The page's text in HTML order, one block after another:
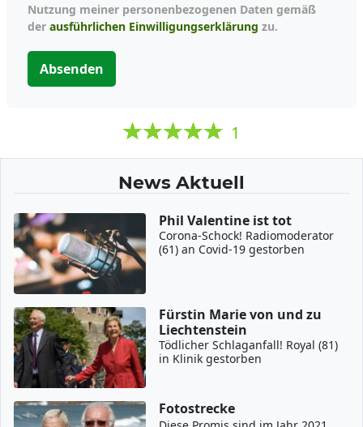
Nutzung meiner personenbezogenen Daten gemäß
der ausführlichen Einwilligungserklärung zu.
Absenden
1
News Aktuell
Phil Valentine ist tot
Corona-Schock! Radiomoderator
(61) an Covid-19 gestorben
Fürstin Marie von und zu
Liechtenstein
Tödlicher Schlaganfall! Royal (81)
in Klinik gestorben
Fotostrecke